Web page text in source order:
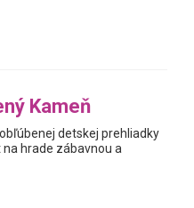
Kameň
detskej prehliadky
hrade zábavnou a